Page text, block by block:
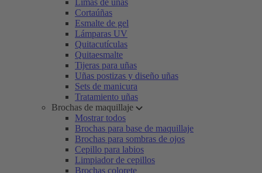
Limas de uñas
Cortaúñas
Esmalte de gel
Lámparas UV
Quitacutículas
Quitaesmalte
Tijeras para uñas
Uñas postizas y diseño uñas
Sets de manicura
Tratamiento uñas
Brochas de maquillaje
Mostrar todos
Brochas para base de maquillaje
Brochas para sombras de ojos
Cepillo para labios
Limpiador de cepillos
Brochas colorete